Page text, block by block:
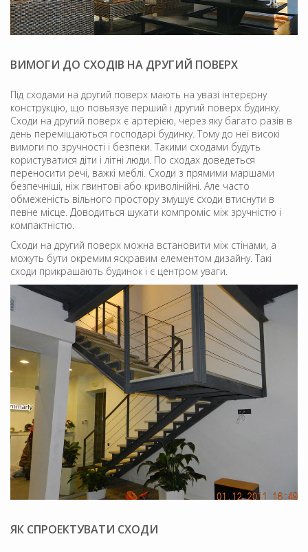
ВИМОГИ ДО СХОДІВ НА ДРУГИЙ ПОВЕРХ
Під сходами на другий поверх мають на увазі інтерєрну
конструкцію, що повьязує перший і другий поверх будинку.
Сходи на другий поверх є артерією, через яку багато разів в
день переміщаються господарі будинку. Тому до неї високі
вимоги по зручності і безпеки. Такими сходами будуть
користуватися діти і літні люди. По сходах доведеться
переносити речі, важкі меблі. Сходи з прямими маршами
безпечніші, ніж гвинтові або криволінійні. Але часто
обмеженість вільного простору змушує сходи втиснути в
певне місце. Доводиться шукати компроміс між зручністю і
компактністю.
Сходи на другий поверх можна встановити між стінами, а
можуть бути окремим яскравим елементом дизайну. Такі
сходи прикрашають будинок і є центром уваги.
ЯК СПРОЕКТУВАТИ СХОДИ